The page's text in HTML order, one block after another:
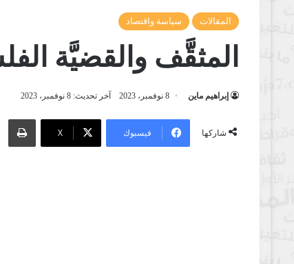
المقالات سياسة واقتصاد
المثقَّف والقضيَّة
إبراهيم ماين 8 نوفمبر، 2023 آخر تحديث: 8 نوفمبر، 2023
شاركها فيسبوك ‫X